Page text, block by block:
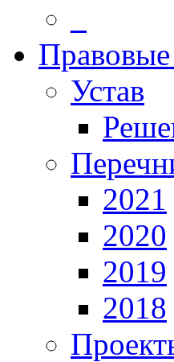
Устав
2021
2020
2019
2018